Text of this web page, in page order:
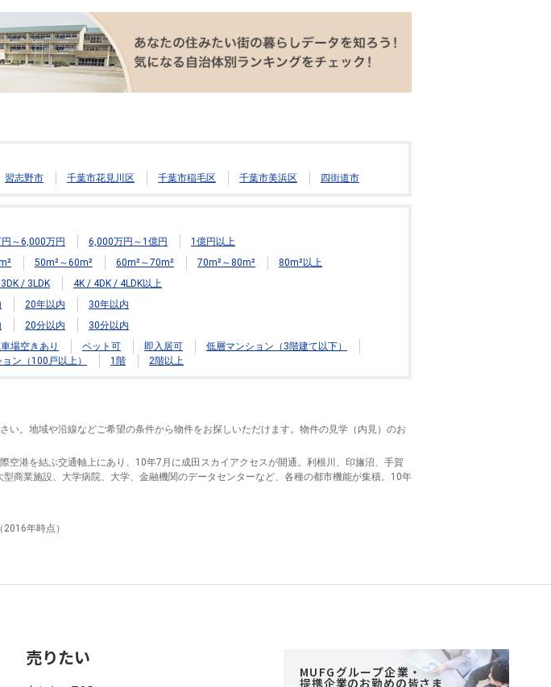
習志野市 千葉市花見川区 千葉市稲毛区 千葉市美浜区 四街道市
～6,000万円 6,000万円～1億円
1億円以上
50m²～60m² 60m²～70m² 70m²～80m²
80m²以上
/ 3LDK
4K / 4DK / 4LDK以上
20年以内
30年以内
20分以内
30分以内
場空きあり ペット可 即入居可
低層マンション（3階建て以下）
ン（100戸以上） 1階 2階以上
。地域や沿線などご希望の条件から物件をお探しいただけます。物件の見学（内見）のお
空港を結ぶ交通軸上にあり、10年7月に成田スカイアクセスが開通。利根川、印旛沼、手賀
商業施設、大学病院、大学、金融機関のデータセンターなど、各種の都市機能が集積。10年
年時点）
売りたい
MUFGグループ企業・
提携企業のお勤めの皆さま